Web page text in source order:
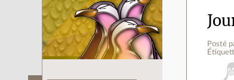
Posté